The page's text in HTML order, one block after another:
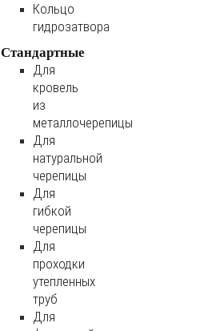
Кольцо
гидрозатвора
Стандартные
Для
кровель
из
металлочерепицы
Для
натуральной
черепицы
Для
гибкой
черепицы
Для
проходки
утепленных
труб
Для